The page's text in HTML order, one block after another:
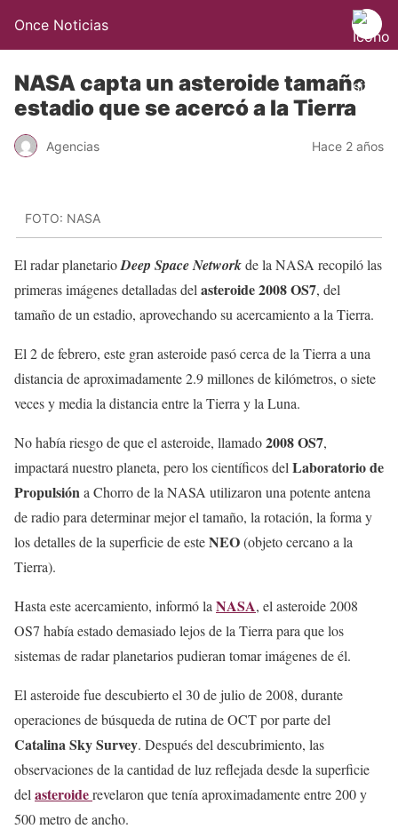
Once Noticias
NASA capta un asteroide tamaño
estadio que se acercó a la Tierra
Agencias Hace 2 años
FOTO: NASA
El radar planetarioDeep Space Networkde la NASA recopiló las
primeras imágenes detalladas del asteroide 2008 OS7, del
tamaño de un estadio, aprovechando su acercamiento a la Tierra.
El 2 de febrero, este gran asteroide pasó cerca de la Tierra a una
distancia de aproximadamente 2.9 millones de kilómetros, o siete
veces y media la distancia entre la Tierra y la Luna.
No había riesgo de que el asteroide, llamado2008 OS7,
impactará nuestro planeta, pero los científicos del Laboratorio de
Propulsióna Chorro de la NASA utilizaron una potente antena
de radio para determinar mejor el tamaño, la rotación, la forma y
los detalles de la superficie de esteNEO(objeto cercano a la
Tierra).
Hasta este acercamiento, informó la NASA, el asteroide 2008
OS7 había estado demasiado lejos de la Tierra para que los
sistemas de radar planetarios pudieran tomar imágenes de él.
El asteroide fue descubierto el 30 de julio de 2008, durante
operaciones de búsqueda de rutina de OCT por parte del
Catalina Sky Survey. Después del descubrimiento, las
observaciones de la cantidad de luz reflejada desde la superficie
del asteroiderevelaron que tenía aproximadamente entre 200 y
500 metro de ancho.